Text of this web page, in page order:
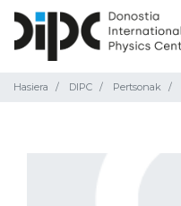
Hasiera DIPC Pertsonak